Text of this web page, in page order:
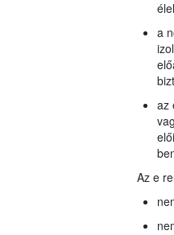
a
az
Az e